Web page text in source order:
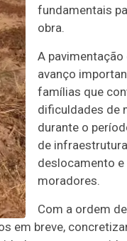
fundamentais
obra.
A
avanço
famílias que
dificuldades de
durante o
de
deslocamento
moradores.
Com a ordem
em breve,